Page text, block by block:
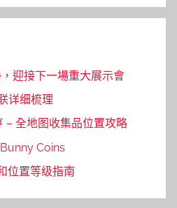
迎接下一場重大展示會
详细梳理
– 全地图收集品位置攻略
Coins
位置等级指南